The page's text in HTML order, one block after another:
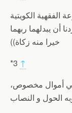
الفقهية الكويتية
أن يبدلهما ربهما
خيرا منه زكاة))
*3 ↑
أموال مخصوص،